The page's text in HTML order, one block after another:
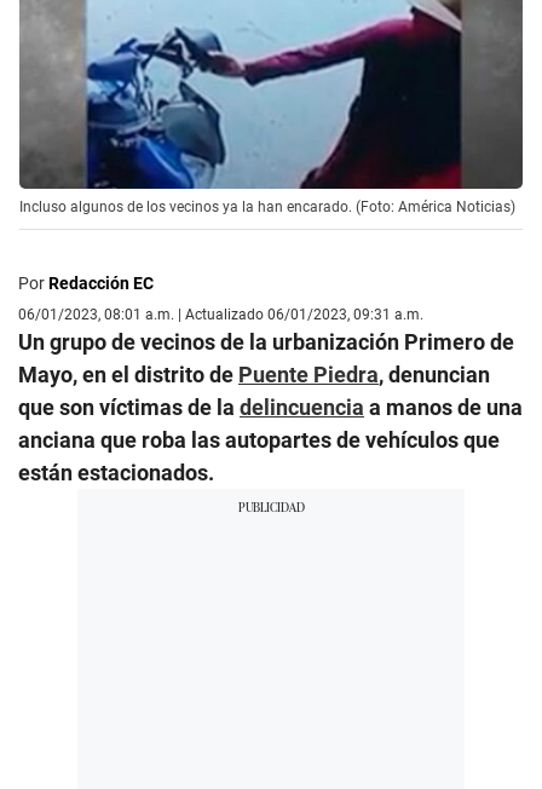
Incluso algunos de los vecinos ya la han encarado. (Foto: América Noticias)
PorRedacción EC
06/01/2023, 08:01 a.m. | Actualizado 06/01/2023, 09:31 a.m.
Un grupo de vecinos de la urbanización Primero de
Mayo, en el distrito de Puente Piedra, denuncian
que son víctimas de la delincuencia a manos de una
anciana que roba las autopartes de vehículos que
están estacionados.